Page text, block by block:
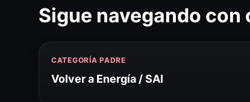
Sigue navegando con
CATEGORÍA PADRE
Volver a Energía / SAI